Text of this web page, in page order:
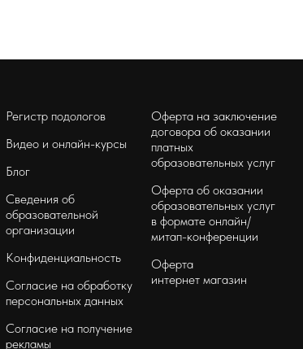
Регистр подологов
Видео и онлайн-курсы
Блог
Сведения об
образовательной
организации
Конфиденциальность
Согласие на обработку
персональных данных
Согласие на получение
рекламы
Оферта на заключение
договора об оказании
платных
образовательных услуг
Оферта об оказании
образовательных услуг
в формате онлайн/
митап-конференции
Оферта
интернет магазин